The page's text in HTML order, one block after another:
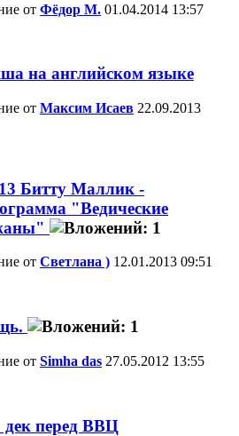
от Фёдор М. 01.04.2014 13:57
на английском языке
от Максим Исаев 22.09.2013
Битту Маллик -
"Ведические
от Светлана ) 12.01.2013 09:51
от Simha das 27.05.2012 13:55
перед ВВЦ